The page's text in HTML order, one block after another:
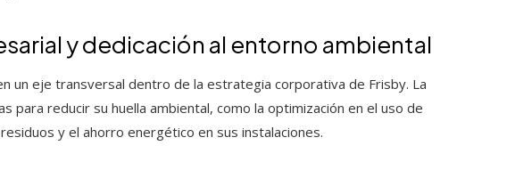
y dedicación al entorno ambiental
un eje transversal dentro de la estrategia corporativa de Frisby. La
para reducir su huella ambiental, como la optimización en el uso de
y el ahorro energético en sus instalaciones.